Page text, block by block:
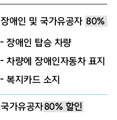
장애인 및 국가유공자 80%
장애인 탑승 차량
차량에 장애인자동차 표지
복지카드 소지
국가유공자80% 할인